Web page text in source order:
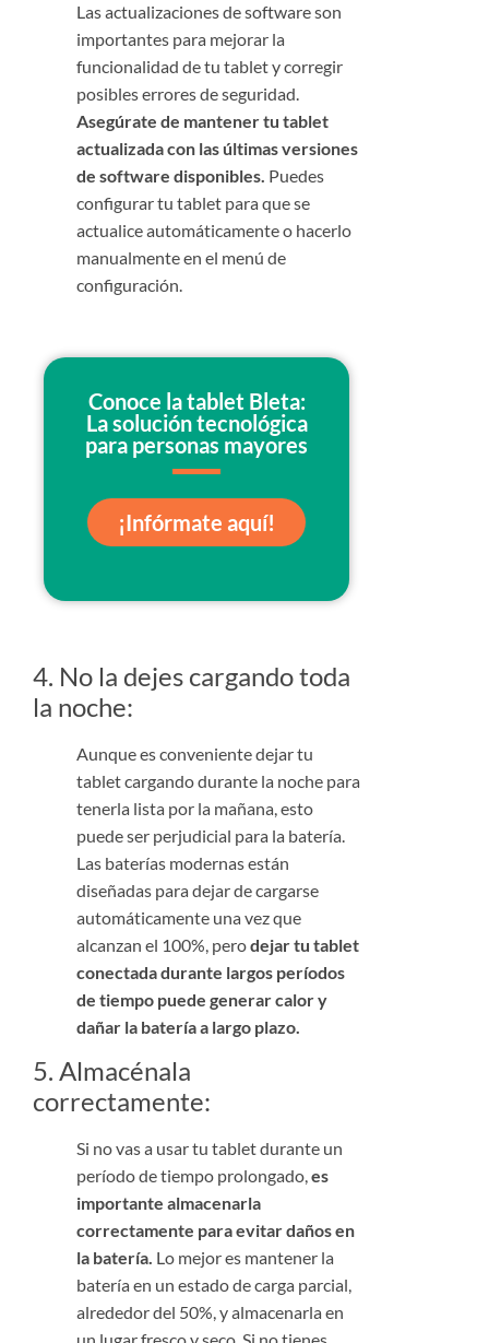
Las actualizaciones de software son
importantes para mejorar la
funcionalidad de tu tablet y corregir
posibles errores de seguridad.
Asegúrate de mantener tu tablet
actualizada con las últimas versiones
de software disponibles. Puedes
configurar tu tablet para que se
actualice automáticamente o hacerlo
manualmente en el menú de
configuración.
Conoce la tablet Bleta:
La solución tecnológica
para personas mayores
¡Infórmate aquí!
4. No la dejes cargando toda
la noche:
Aunque es conveniente dejar tu
tablet cargando durante la noche para
tenerla lista por la mañana, esto
puede ser perjudicial para la batería.
Las baterías modernas están
diseñadas para dejar de cargarse
automáticamente una vez que
alcanzan el 100%, perodejar tu tablet
conectada durante largos períodos
de tiempo puede generar calor y
dañar la batería a largo plazo.
5. Almacénala
correctamente:
Si no vas a usar tu tablet durante un
período de tiempo prolongado,es
importante almacenarla
correctamente para evitar daños en
la batería. Lo mejor es mantener la
batería en un estado de carga parcial,
alrededor del 50%, y almacenarla en